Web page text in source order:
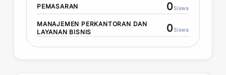
PEMASARAN 0Siswa
MANAJEMEN PERKANTORAN DAN
LAYANAN BISNIS
0Siswa